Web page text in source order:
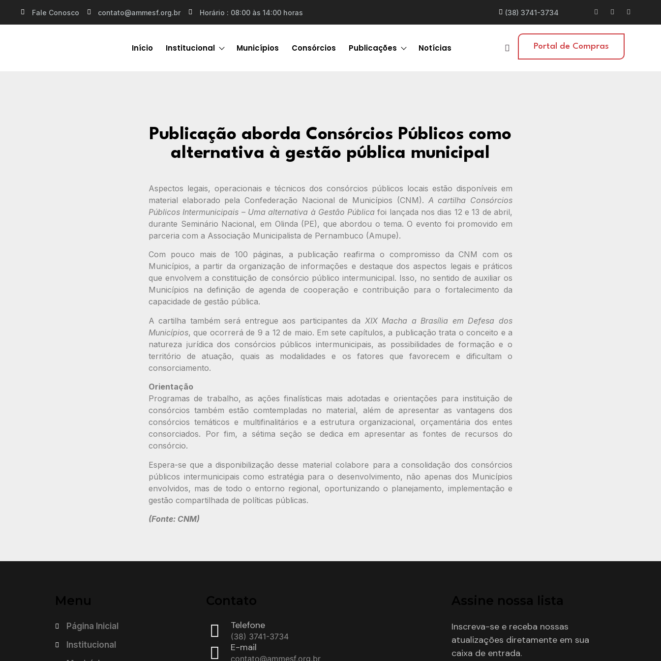
Fale Conosco contato@ammesf.org.br Horário : 08:00 às 14:00 horas (38) 3741-3734
Início Institucional Municípios Consórcios Publicações Notícias Portal de Compras
Publicação aborda Consórcios Públicos como
alternativa à gestão pública municipal
Aspectos legais, operacionais e técnicos dos consórcios públicos locais estão disponíveis em
material elaborado pela Confederação Nacional de Municípios (CNM). A cartilha Consórcios
Públicos Intermunicipais – Uma alternativa à Gestão Públicafoi lançada nos dias 12 e 13 de abril,
durante Seminário Nacional, em Olinda (PE), que abordou o tema. O evento foi promovido em
parceria com a Associação Municipalista de Pernambuco (Amupe).
Com pouco mais de 100 páginas, a publicação reafirma o compromisso da CNM com os
Municípios, a partir da organização de informações e destaque dos aspectos legais e práticos
que envolvem a constituição de consórcio público intermunicipal. Isso, no sentido de auxiliar os
Municípios na definição de agenda de cooperação e contribuição para o fortalecimento da
capacidade de gestão pública.
A cartilha também será entregue aos participantes da XIX Macha a Brasília em Defesa dos
Municípios, que ocorrerá de 9 a 12 de maio. Em sete capítulos, a publicação trata o conceito e a
natureza jurídica dos consórcios públicos intermunicipais, as possibilidades de formação e o
território de atuação, quais as modalidades e os fatores que favorecem e dificultam o
consorciamento.
Orientação
Programas de trabalho, as ações finalísticas mais adotadas e orientações para instituição de
consórcios também estão comtempladas no material, além de apresentar as vantagens dos
consórcios temáticos e multifinalitários e a estrutura organizacional, orçamentária dos entes
consorciados. Por fim, a sétima seção se dedica em apresentar as fontes de recursos do
consórcio.
Espera-se que a disponibilização desse material colabore para a consolidação dos consórcios
públicos intermunicipais como estratégia para o desenvolvimento, não apenas dos Municípios
envolvidos, mas de todo o entorno regional, oportunizando o planejamento, implementação e
gestão compartilhada de políticas públicas.
(Fonte: CNM)
Menu
Página Inicial
Institucional
Contato
Telefone
(38) 3741-3734
E-mail
contato@ammesf.org.br
Assine nossa lista
Inscreva-se e receba nossas
atualizações diretamente em sua
caixa de entrada.